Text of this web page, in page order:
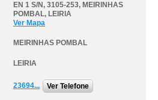
EN 1 S/N, 3105-253, MEIRINHAS
POMBAL, LEIRIA
Ver Mapa
MEIRINHAS POMBAL
LEIRIA
23694... Ver Telefone